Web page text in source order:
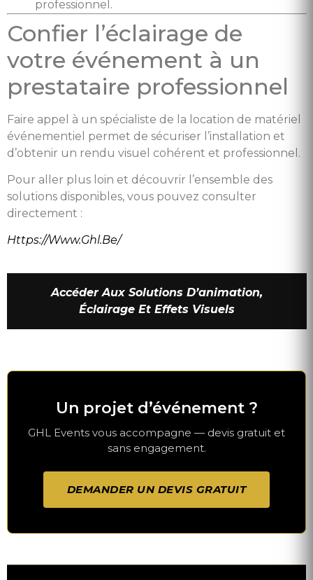
professionnel.
Confier l’éclairage de
votre événement à un
prestataire professionnel
Faire appel à un spécialiste de la location de matériel
événementiel permet de sécuriser l’installation et
d’obtenir un rendu visuel cohérent et professionnel.
Pour aller plus loin et découvrir l’ensemble des
solutions disponibles, vous pouvez consulter
directement :
Https://www.ghl.be/
Accéder Aux Solutions D’animation,
Éclairage Et Effets Visuels
Un projet d’événement ?
GHL Events vous accompagne — devis gratuit et
sans engagement.
DEMANDER UN DEVIS GRATUIT